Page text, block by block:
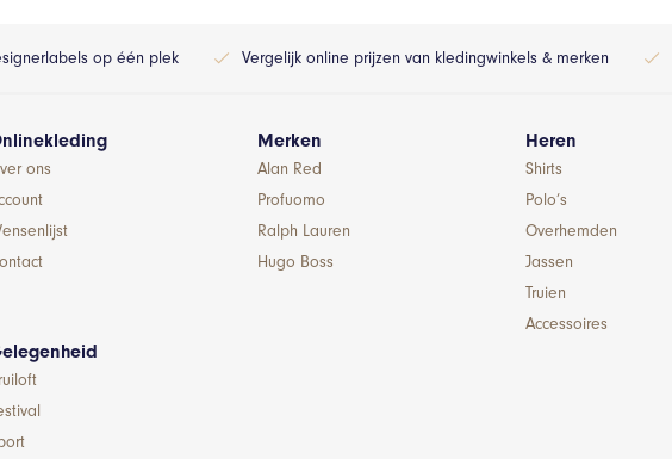
op één plek Vergelijk online prijzen van kledingwinkels & merken
ons
Merken
Alan Red
Profuomo
Ralph Lauren
Hugo Boss
Heren
Shirts
Polo’s
Overhemden
Jassen
Truien
Accessoires